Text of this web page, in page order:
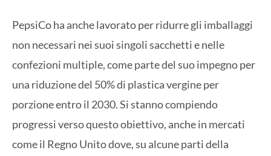
PepsiCo ha anche lavorato per ridurre gli imballaggi
non necessari nei suoi singoli sacchetti e nelle
confezioni multiple, come parte del suo impegno per
una riduzione del 50% di plastica vergine per
porzione entro il 2030. Si stanno compiendo
progressi verso questo obiettivo, anche in mercati
come il Regno Unito dove, su alcune parti della